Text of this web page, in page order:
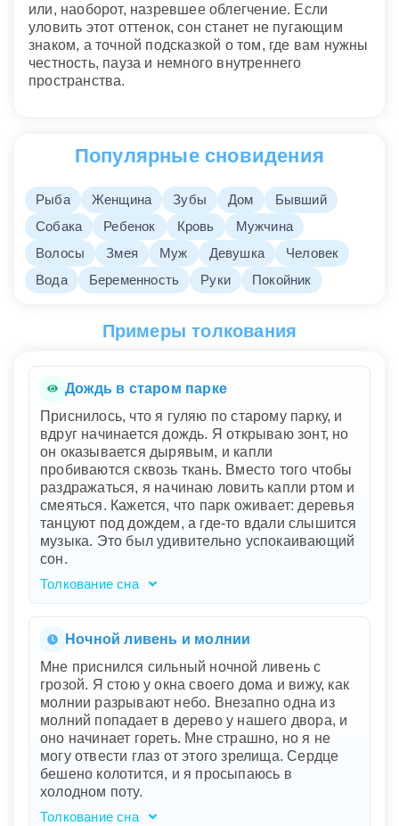
или, наоборот, назревшее облегчение. Если
уловить этот оттенок, сон станет не пугающим
знаком, а точной подсказкой о том, где вам нужны
честность, пауза и немного внутреннего
пространства.
Популярные сновидения
Рыба Женщина Зубы Дом
Бывший
Собака
Ребенок Кровь
Мужчина
Волосы
Змея Муж Девушка
Человек
Вода
Беременность Руки Покойник
Примеры толкования
Дождь в старом парке
Приснилось, что я гуляю по старому парку, и
вдруг начинается дождь. Я открываю зонт, но
он оказывается дырявым, и капли
пробиваются сквозь ткань. Вместо того чтобы
раздражаться, я начинаю ловить капли ртом и
смеяться. Кажется, что парк оживает: деревья
танцуют под дождем, а где-то вдали слышится
музыка. Это был удивительно успокаивающий
сон.
Толкование сна
Ваш сон о старом парке, дожде и дырявом
зонте символизирует принятие жизни с ее
неожиданностями и несовершенствами. Зонт,
том, что иногда планы не работают, но вместо
раздражения вы нашли радость в моменте.
Ловя капли ртом и смеясь, вы показали
способность находить счастье даже в
непредсказуемых ситуациях. Танцующие
деревья и музыка вдалеке отражают
гармонию с собой и миром, когда вы
принимаете жизнь такой, какая она есть.
Ночной ливень и молнии
Мне приснился сильный ночной ливень с
грозой. Я стою у окна своего дома и вижу, как
молнии разрывают небо. Внезапно одна из
молний попадает в дерево у нашего двора, и
оно начинает гореть. Мне страшно, но я не
могу отвести глаз от этого зрелища. Сердце
бешено колотится, и я просыпаюсь в
холодном поту.
Толкование сна